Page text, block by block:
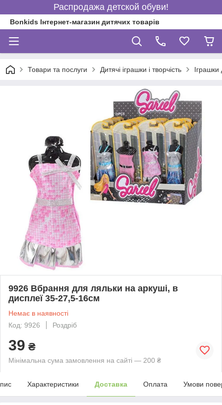
Распродажа детской обуви!
Bonkids Інтернет-магазин дитячих товарів
Товари та послуги Дитячі іграшки і творчість Іграшки
9926 Вбрання для ляльки на аркуші, в
дисплеї 35-27,5-16см
Немає в наявності
Код: 9926
Роздріб
39 ₴
Мінімальна сума замовлення на сайті — 200 ₴
Характеристики Доставка Оплата Умови